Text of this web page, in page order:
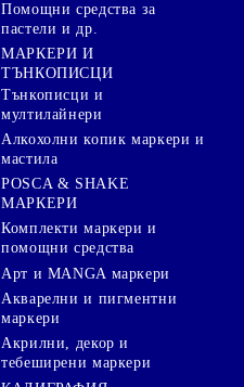
Помощни средства за
пастели и др.
МАРКЕРИ И
ТЪНКОПИСЦИ
Тънкописци и
мултилайнери
Алкохолни копик маркери и
мастила
POSCA & SHAKE
МАРКЕРИ
Комплекти маркери и
помощни средства
Арт и MANGA маркери
Акварелни и пигментни
маркери
Акрилни, декор и
тебеширени маркери